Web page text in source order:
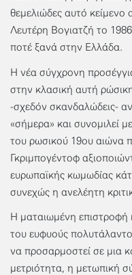
θεμελιώδες αυτό
Λευτέρη Βογιατζή το
ποτέ ξανά στην Ελλάδα.
Η νέα σύγχρονη
στην κλασική αυτή ρώσικη
-σχεδόν σκανδαλώδεις-
«σήμερα» και συνομιλεί
του ρωσικού 19ου αιώνα
Γκριμπογέντοφ
ευρωπαϊκής κωμωδίας
συνεχώς η ανελέητη
Η ματαιωμένη επιστροφή
του ευφυούς
να προσαρμοστεί σε μια
μετριότητα, η μετωπική